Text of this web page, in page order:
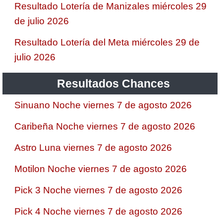
Resultado Lotería de Manizales miércoles 29
de julio 2026
Resultado Lotería del Meta miércoles 29 de
julio 2026
Resultados Chances
Sinuano Noche viernes 7 de agosto 2026
Caribeña Noche viernes 7 de agosto 2026
Astro Luna viernes 7 de agosto 2026
Motilon Noche viernes 7 de agosto 2026
Pick 3 Noche viernes 7 de agosto 2026
Pick 4 Noche viernes 7 de agosto 2026